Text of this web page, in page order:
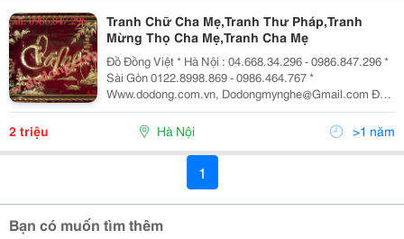
Tranh Chữ Cha Mẹ,Tranh Thư Pháp,Tranh
Mừng Thọ Cha Mẹ,Tranh Cha Mẹ
Đồ Đồng Việt * Hà Nội : 04.668.34.296 - 0986.847.296 *
Sài Gòn 0122.8998.869 - 0986.464.767 *
Www.dodong.com.vn, Dodongmynghe@Gmail.com Đồ
Đồng Việt Xin Giới T Hiệu Những Mẫu Quà Mừng Thọ ,
Tr An H Mừng Thọ Ông Bà ,Cha M
2 triệu Hà Nội >1 năm
1
Bạn có muốn tìm thêm